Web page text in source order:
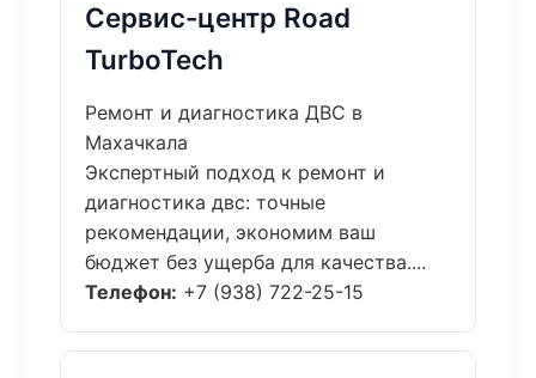
Сервис-центр Road
TurboTech
Ремонт и диагностика ДВС в
Махачкала
Экспертный подход к ремонт и
диагностика двс: точные
рекомендации, экономим ваш
бюджет без ущерба для качества....
Телефон: +7 (938) 722-25-15